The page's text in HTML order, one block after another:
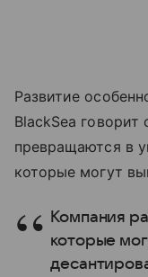
Развитие
BlackSea
превращаются в
которые могут
Компания
которые